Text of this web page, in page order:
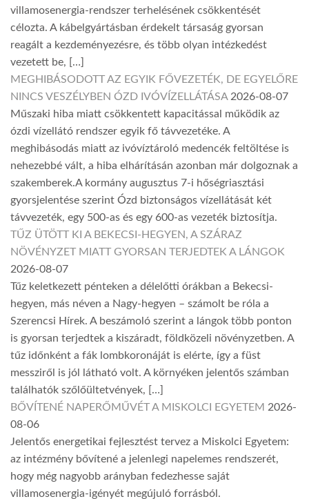
villamosenergia-rendszer terhelésének csökkentését
célozta. A kábelgyártásban érdekelt társaság gyorsan
reagált a kezdeményezésre, és több olyan intézkedést
vezetett be, […]
MEGHIBÁSODOTT AZ EGYIK FŐVEZETÉK, DE EGYELŐRE
NINCS VESZÉLYBEN ÓZD IVÓVÍZELLÁTÁSA 2026-08-07
Műszaki hiba miatt csökkentett kapacitással működik az
ózdi vízellátó rendszer egyik fő távvezetéke. A
meghibásodás miatt az ivóvíztároló medencék feltöltése is
nehezebbé vált, a hiba elhárításán azonban már dolgoznak a
szakemberek.A kormány augusztus 7-i hőségriasztási
gyorsjelentése szerint Ózd biztonságos vízellátását két
távvezeték, egy 500-as és egy 600-as vezeték biztosítja.
TŰZ ÜTÖTT KI A BEKECSI-HEGYEN, A SZÁRAZ
NÖVÉNYZET MIATT GYORSAN TERJEDTEK A LÁNGOK
2026-08-07
Tűz keletkezett pénteken a délelőtti órákban a Bekecsi-
hegyen, más néven a Nagy-hegyen – számolt be róla a
Szerencsi Hírek. A beszámoló szerint a lángok több ponton
is gyorsan terjedtek a kiszáradt, földközeli növényzetben. A
tűz időnként a fák lombkoronáját is elérte, így a füst
messziről is jól látható volt. A környéken jelentős számban
találhatók szőlőültetvények, […]
BŐVÍTENÉ NAPERŐMŰVÉT A MISKOLCI EGYETEM 2026-
08-06
Jelentős energetikai fejlesztést tervez a Miskolci Egyetem:
az intézmény bővítené a jelenlegi napelemes rendszerét,
hogy még nagyobb arányban fedezhesse saját
villamosenergia-igényét megújuló forrásból.